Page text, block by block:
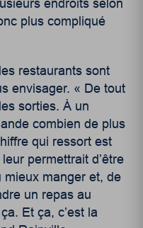
endroits selon
plus compliqué
restaurants sont
envisager. « De tout
sorties. À un
combien de plus
qui ressort est
permettrait d’être
mieux manger et, de
un repas au
Et ça, c’est la